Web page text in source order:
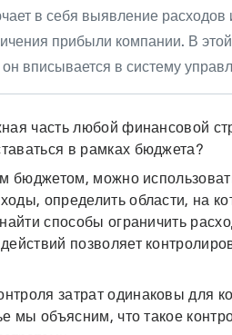
в себя выявление расходов
прибыли компании. В
он вписывается в систему
часть любой финансовой
в рамках бюджета?
бюджетом, можно
определить области, на
способы ограничить
позволяет
затрат одинаковы для
мы объясним, что такое